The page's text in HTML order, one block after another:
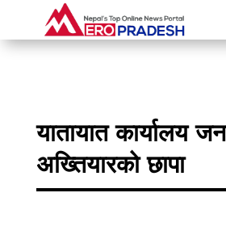
यातायात कार्यालय
अख्तियारको छापा